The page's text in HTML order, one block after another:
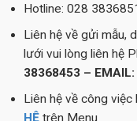
Hotline: 028
Liên hệ về gửi mẫu,
lưới vui lòng liên hệ
38368453 – EMAIL:
Liên hệ về công